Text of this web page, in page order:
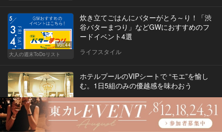
Vol.44
大人の週末ToDoリスト
炊き立てごはんにバターがとろ～り！「渋
谷バターまつり」などGWにおすすめのフ
ードイベント4選
ライフスタイル
ホテルプールのVIPシートで “モエ”を愉し
む。1日5組のみの優越感を味わおう
ライフスタイル